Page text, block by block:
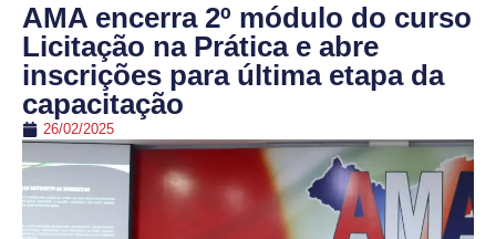
AMA encerra 2º módulo do curso
Licitação na Prática e abre
inscrições para última etapa da
capacitação
26/02/2025